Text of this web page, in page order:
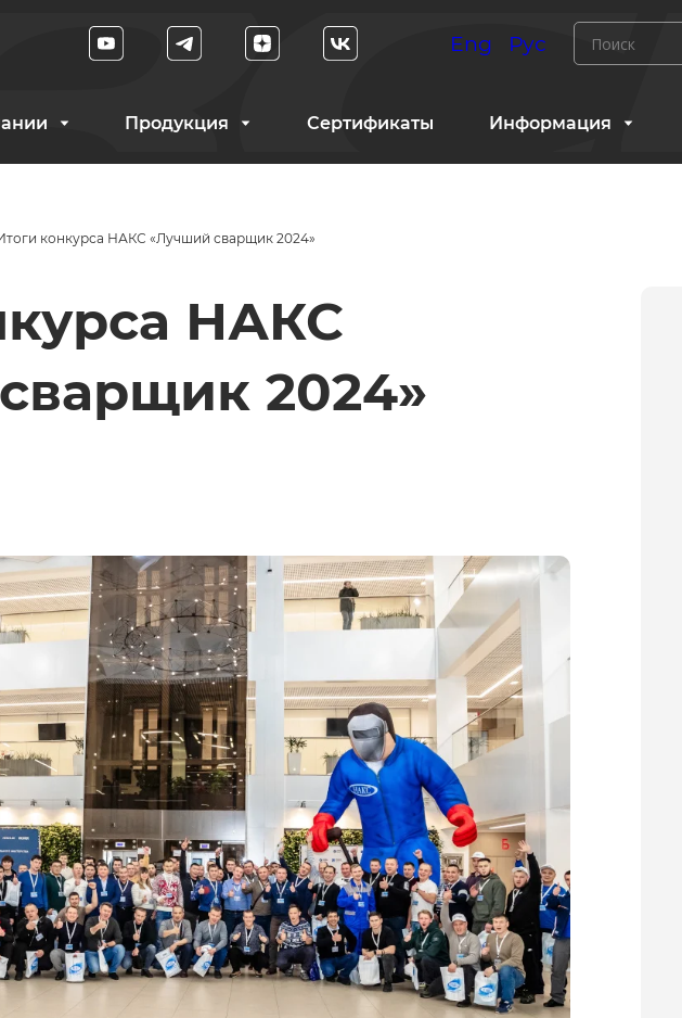
Eng Рус
Продукция Сертификаты Информация
конкурса НАКС «Лучший сварщик 2024»
НАКС
2024»